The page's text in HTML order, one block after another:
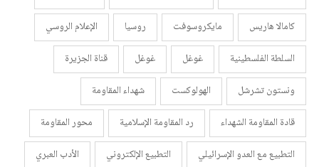
كامالا هاريس
مايكروسوفت روسيا
الإعلام الروسي
السلطة الفلسطينية
غوغل غوغل
قناة الجزيرة
ونستون تشرشل
الهولوكست
شهداء المقاومة
قادة المقاومة الشهداء
رد المقاومة الإسلامية
محور المقاومة
التطبيع مع العدو الإسرائيلي
التطبيع الإلكتروني
الأدب العبري